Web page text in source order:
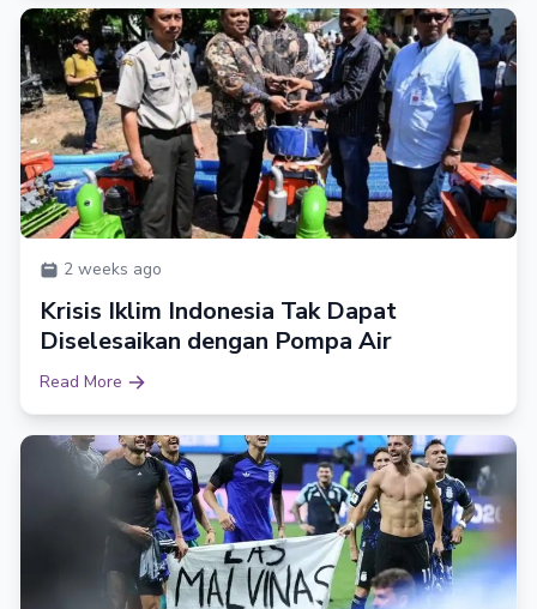
2 weeks ago
Krisis Iklim Indonesia Tak Dapat
Diselesaikan dengan Pompa Air
Read More